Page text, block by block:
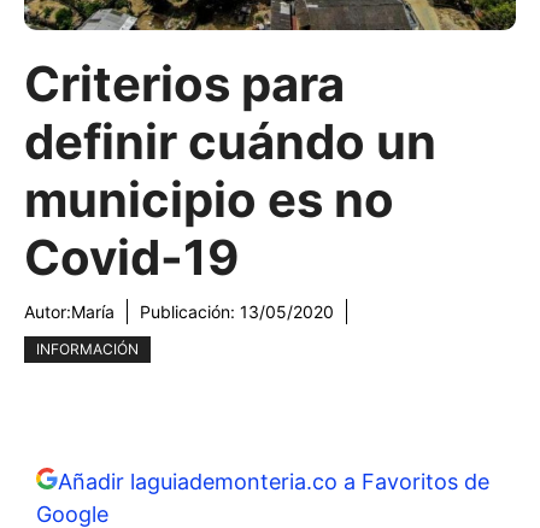
Criterios para
definir cuándo un
municipio es no
Covid-19
Autor:María Publicación: 13/05/2020
INFORMACIÓN
Añadir laguiademonteria.co a Favoritos de
Google